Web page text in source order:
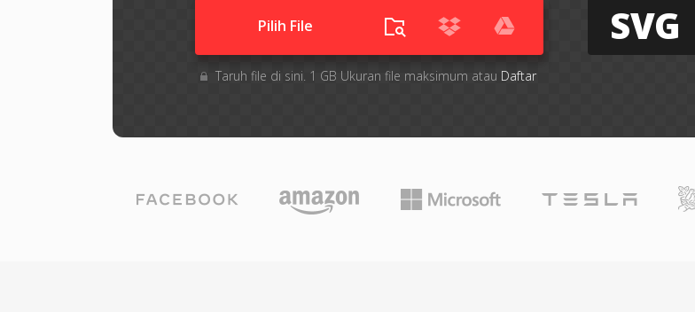
Pilih File
Taruh file di sini. 1 GB Ukuran file maksimum atau Daftar
SVG